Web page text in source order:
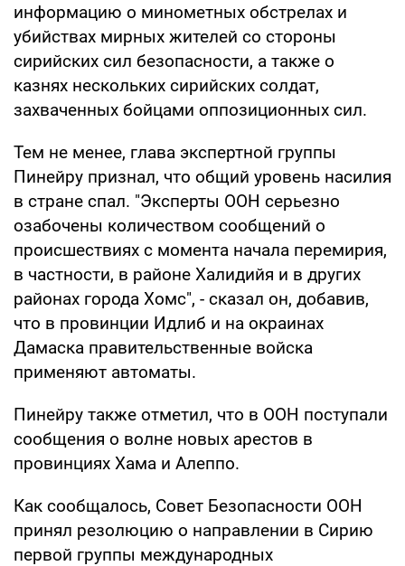
информацию о минометных обстрелах и
убийствах мирных жителей со стороны
сирийских сил безопасности, а также о
казнях нескольких сирийских солдат,
захваченных бойцами оппозиционных сил.
Тем не менее, глава экспертной группы
Пинейру признал, что общий уровень насилия
в стране спал. "Эксперты ООН серьезно
озабочены количеством сообщений о
происшествиях с момента начала перемирия,
в частности, в районе Халидийя и в других
районах города Хомс", - сказал он, добавив,
что в провинции Идлиб и на окраинах
Дамаска правительственные войска
применяют автоматы.
Пинейру также отметил, что в ООН поступали
сообщения о волне новых арестов в
провинциях Хама и Алеппо.
Как сообщалось, Совет Безопасности ООН
принял резолюцию о направлении в Сирию
первой группы международных